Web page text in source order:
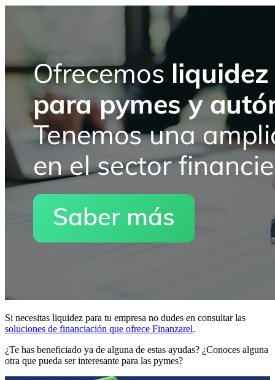
Si necesitas liquidez para tu empresa no dudes en consultar las
soluciones de financiación que ofrece Finanzarel.
¿Te has beneficiado ya de alguna de estas ayudas? ¿Conoces alguna
otra que pueda ser interesante para las pymes?